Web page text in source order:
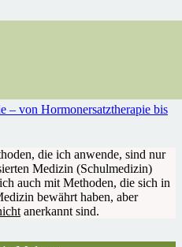
– von Hormonersatztherapie bis
die ich anwende, sind nur
Medizin (Schulmedizin)
auch mit Methoden, die sich in
bewährt haben, aber
anerkannt sind.